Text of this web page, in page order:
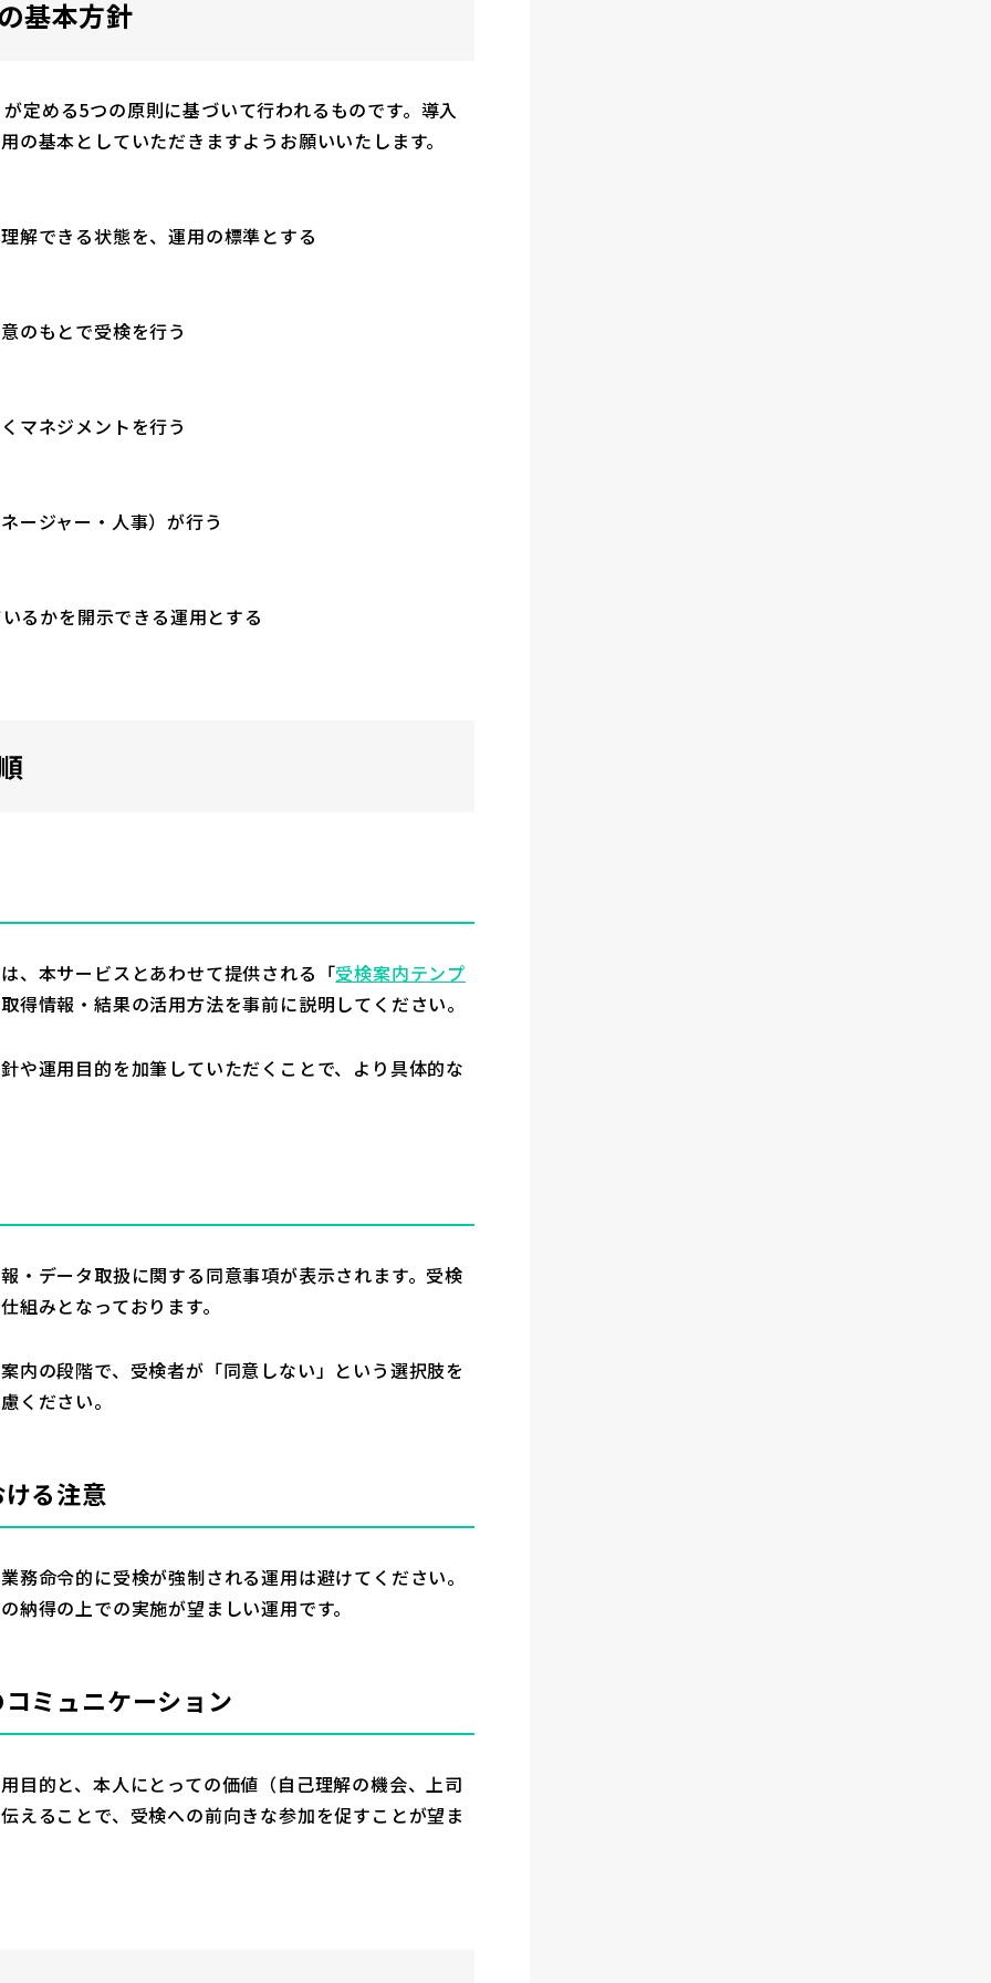
基本方針
定める5つの原則に基づいて行われるものです。導入
の基本としていただきますようお願いいたします。
解できる状態を、運用の標準とする
のもとで受検を行う
マネジメントを行う
ージャー・人事）が行う
るかを開示できる運用とする
、本サービスとあわせて提供される「受検案内テンプ
得情報・結果の活用方法を事前に説明してください。
や運用目的を加筆していただくことで、より具体的な
・データ取扱に関する同意事項が表示されます。受検
組みとなっております。
内の段階で、受検者が「同意しない」という選択肢を
ください。
る注意
務命令的に受検が強制される運用は避けてください。
納得の上での実施が望ましい運用です。
ミュニケーション
目的と、本人にとっての価値（自己理解の機会、上司
えることで、受検への前向きな参加を促すことが望ま